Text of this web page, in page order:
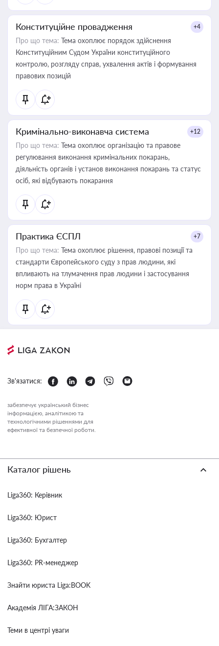
Конституційне провадження +4
Про що тема: Тема охоплює порядок здійснення
Конституційним Судом України конституційного
контролю, розгляду справ, ухвалення актів і формування
правових позицій
Кримінально-виконавча система +12
Про що тема: Тема охоплює організацію та правове
регулювання виконання кримінальних покарань,
діяльність органів і установ виконання покарань та статус
осіб, які відбувають покарання
Практика ЄСПЛ +7
Про що тема: Тема охоплює рішення, правові позиції та
стандарти Європейського суду з прав людини, які
впливають на тлумачення прав людини і застосування
норм права в Україні
Зв'язатися:
забезпечує український бізнес
інформацією, аналітикою та
технологічними рішеннями для
ефективної та безпечної роботи.
Каталог рішень
Liga360: Керівник
Liga360: Юрист
Liga360: Бухгалтер
Liga360: PR-менеджер
Знайти юриста Liga:BOOK
Академія ЛІГА:ЗАКОН
Теми в центрі уваги